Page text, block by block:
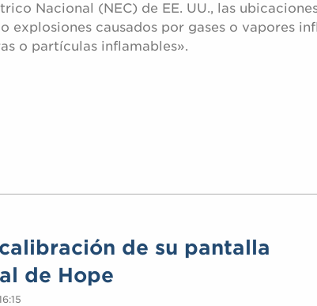
Nacional (NEC) de EE. UU., las
explosiones causados por gases o vapores
o partículas inflamables».
de su pantalla
de Hope